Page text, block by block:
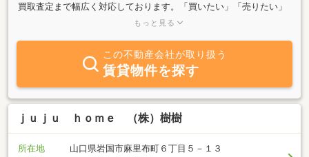
買取査定まで幅広く対応しております。「買いたい」「売りたい」
「借りたい」をご希望の方は、何でもお気軽にご相談ください。新
ますのでお気軽にお声がけください(^^)/お問い合わせは当社HPから
も承っております！宜しくお願い致します！
もっと見る
この不動産会社が取り扱う
賃貸物件を探す
ｊｕｊｕ ｈｏｍｅ （株）樹樹
所在地
山口県岩国市麻里布町６丁目５－１３